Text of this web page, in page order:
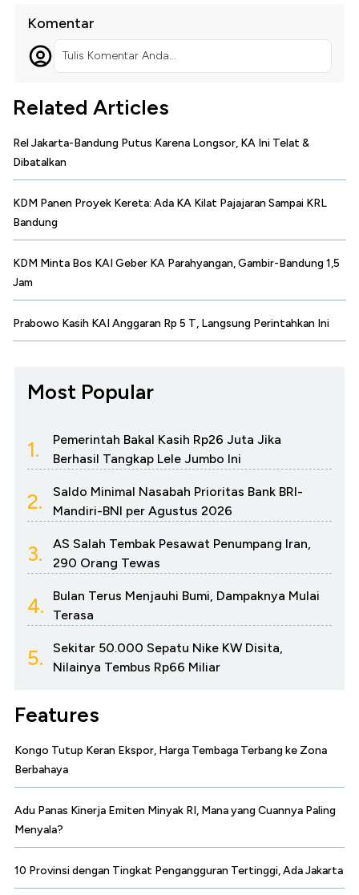
Komentar
Tulis Komentar Anda...
Related Articles
Rel Jakarta-Bandung Putus Karena Longsor, KA Ini Telat &
Dibatalkan
KDM Panen Proyek Kereta: Ada KA Kilat Pajajaran Sampai KRL
Bandung
KDM Minta Bos KAI Geber KA Parahyangan, Gambir-Bandung 1,5
Jam
Prabowo Kasih KAI Anggaran Rp 5 T, Langsung Perintahkan Ini
Most Popular
1.
Pemerintah Bakal Kasih Rp26 Juta Jika
Berhasil Tangkap Lele Jumbo Ini
2.
Saldo Minimal Nasabah Prioritas Bank BRI-
Mandiri-BNI per Agustus 2026
3.
AS Salah Tembak Pesawat Penumpang Iran,
290 Orang Tewas
4.
Bulan Terus Menjauhi Bumi, Dampaknya Mulai
Terasa
5.
Sekitar 50.000 Sepatu Nike KW Disita,
Nilainya Tembus Rp66 Miliar
Features
Kongo Tutup Keran Ekspor, Harga Tembaga Terbang ke Zona
Berbahaya
Adu Panas Kinerja Emiten Minyak RI, Mana yang Cuannya Paling
Menyala?
10 Provinsi dengan Tingkat Pengangguran Tertinggi, Ada Jakarta